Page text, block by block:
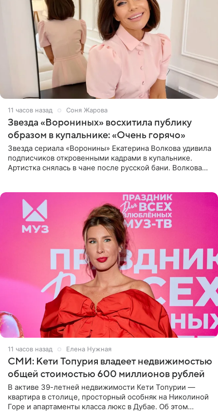
11 часов назад Соня Жарова
Звезда «Ворониных» восхитила публику
образом в купальнике: «Очень горячо»
Звезда сериала «Воронины» Екатерина Волкова удивила
подписчиков откровенными кадрами в купальнике.
Артистка снялась в чане после русской бани. Волкова
11 часов назад Елена Нужная
СМИ: Кети Топурия владеет недвижимостью
общей стоимостью 600 миллионов рублей
В активе 39-летней недвижимости Кети Топурии —
квартира в столице, просторный особняк на Николиной
Горе и апартаменты класса люкс в Дубае. Об этом